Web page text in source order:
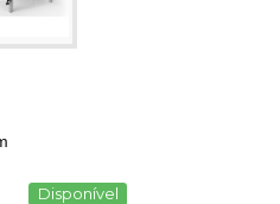
Disponível